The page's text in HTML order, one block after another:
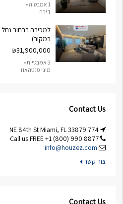
1 אמבטיה •
דירה
במקור)
₪31,900,000
3 אמבטיות •
מיני פנטהאוז
Contact Us
info@houzez.com
צור קשר
Contact Us